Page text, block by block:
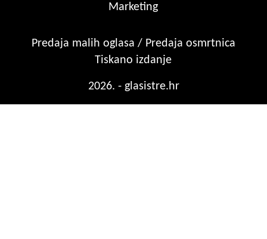
Marketing
Predaja malih oglasa / Predaja osmrtnica
Tiskano izdanje
2026. - glasistre.hr